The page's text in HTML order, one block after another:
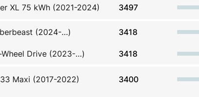
XL 75 kWh (2021-2024) 3497
(2024-…) 3418
Drive (2023-…) 3418
Maxi (2017-2022) 3400